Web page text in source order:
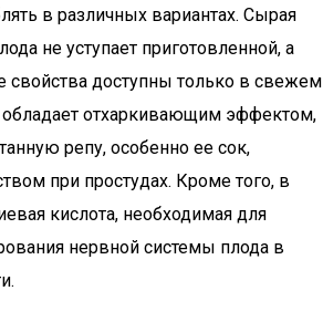
в различных вариантах. Сырая
не уступает приготовленной, а
свойства доступны только в свежем
отхаркивающим эффектом,
репу, особенно ее сок,
при простудах. Кроме того, в
кислота, необходимая для
нервной системы плода в